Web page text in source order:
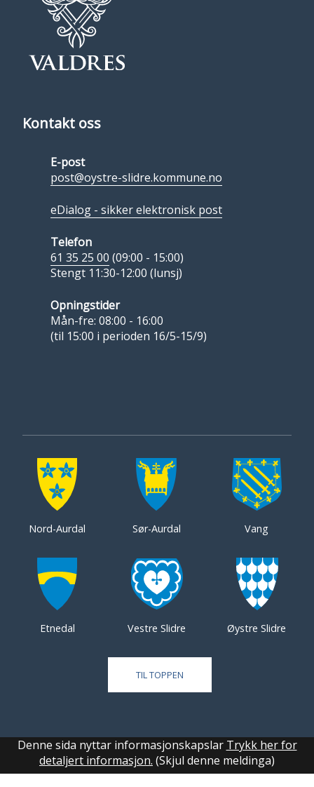
Kontakt oss
E-post
post@oystre-slidre.kommune.no
eDialog - sikker elektronisk post
Telefon
61 35 25 00 (09:00 - 15:00)
Stengt 11:30-12:00 (lunsj)
Opningstider
Mån-fre: 08:00 - 16:00
(til 15:00 i perioden 16/5-15/9)
Nord-Aurdal Sør-Aurdal Vang
Etnedal Vestre Slidre Øystre Slidre
TIL TOPPEN
Denne sida nyttar informasjonskapslar Trykk her for
detaljert informasjon. (Skjul denne meldinga)